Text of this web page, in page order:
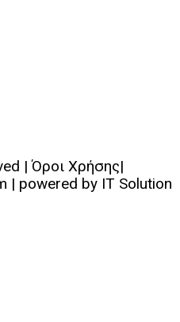
| Όροι Χρήσης|
| powered by IT Solution